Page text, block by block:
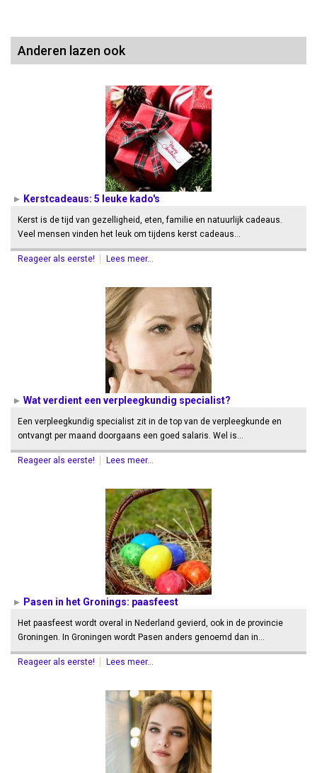
Anderen lazen ook
Kerstcadeaus: 5 leuke kado's
Kerst is de tijd van gezelligheid, eten, familie en natuurlijk cadeaus.
Veel mensen vinden het leuk om tijdens kerst cadeaus…
Reageer als eerste! Lees meer...
Wat verdient een verpleegkundig specialist?
Een verpleegkundig specialist zit in de top van de verpleegkunde en
ontvangt per maand doorgaans een goed salaris. Wel is…
Reageer als eerste! Lees meer...
Pasen in het Gronings: paasfeest
Het paasfeest wordt overal in Nederland gevierd, ook in de provincie
Groningen. In Groningen wordt Pasen anders genoemd dan in…
Reageer als eerste! Lees meer...